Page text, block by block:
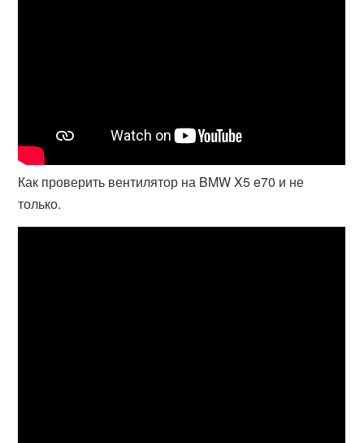
Как проверить вентилятор на BMW X5 e70 и не
только.